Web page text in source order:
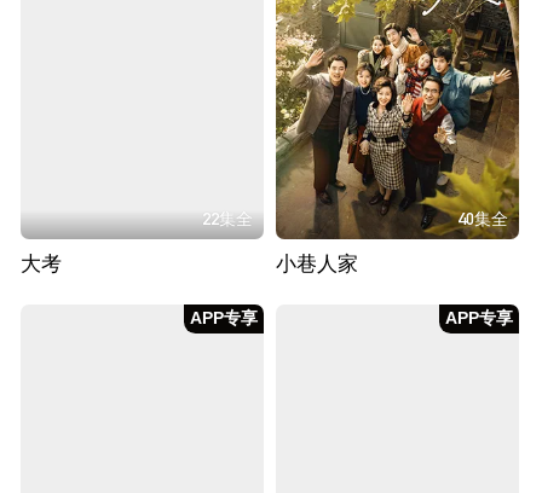
22集全
大考
40集全
小巷人家
APP专享 APP专享